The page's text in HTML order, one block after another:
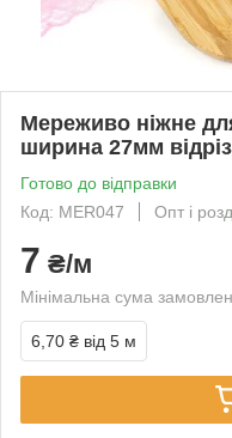
Мереживо ніжне
ширина 27мм
Готово до відправки
Код: MER047
Опт і
7 ₴/м
Мінімальна сума
6,70 ₴ від 5 м